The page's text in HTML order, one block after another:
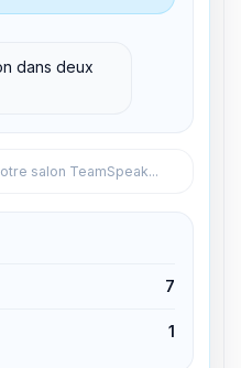
dans deux
salon TeamSpeak...
7
1